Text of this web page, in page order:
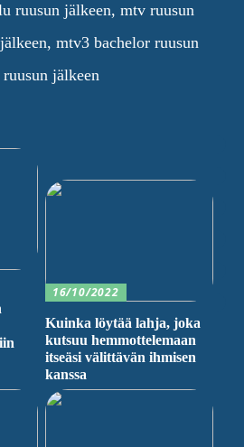
ruusun jälkeen, mtv ruusun
mtv3 bachelor ruusun
jälkeen
16/10/2022
Kuinka löytää lahja, joka
kutsuu hemmottelemaan
itseäsi välittävän ihmisen
kanssa